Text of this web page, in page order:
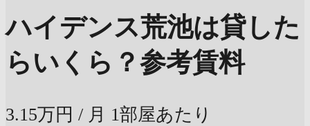
ハイデンス荒池は貸した
らいくら？参考賃料
3.15万円 / 月 1部屋あたり